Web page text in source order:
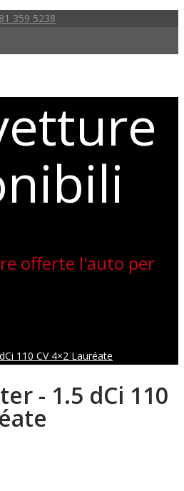
359 5238
offerte l'auto per
110 CV 4×2 Lauréate
- 1.5 dCi 110